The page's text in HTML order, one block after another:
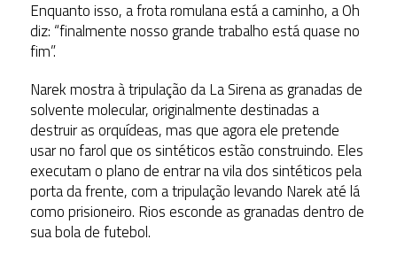
Enquanto isso, a frota romulana está a caminho, a Oh
diz: “finalmente nosso grande trabalho está quase no
fim”.
Narek mostra à tripulação da La Sirena as granadas de
solvente molecular, originalmente destinadas a
destruir as orquídeas, mas que agora ele pretende
usar no farol que os sintéticos estão construindo. Eles
executam o plano de entrar na vila dos sintéticos pela
porta da frente, com a tripulação levando Narek até lá
como prisioneiro. Rios esconde as granadas dentro de
sua bola de futebol.